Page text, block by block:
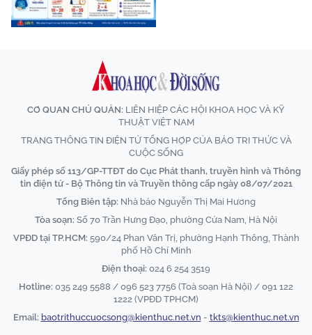
CƠ QUAN CHỦ QUẢN: LIÊN HIỆP CÁC HỘI KHOA HỌC VÀ KỸ
THUẬT VIỆT NAM
TRANG THÔNG TIN ĐIỆN TỬ TỔNG HỢP CỦA BÁO TRI THỨC VÀ
CUỘC SỐNG
Giấy phép số 113/GP-TTĐT do Cục Phát thanh, truyền hình và Thông
tin điện tử - Bộ Thông tin và Truyền thông cấp ngày 08/07/2021
Tổng Biên tập: Nhà báo Nguyễn Thị Mai Hương
Tòa soạn: Số 70 Trần Hưng Đạo, phường Cửa Nam, Hà Nội
VPĐD tại TP.HCM: 590/24 Phan Văn Trị, phường Hạnh Thông, Thành
phố Hồ Chí Minh
Điện thoại: 024 6 254 3519
Hotline: 035 249 5588 / 096 523 7756 (Toà soạn Hà Nội) / 091 122
1222 (VPĐD TPHCM)
Email: baotrithuccuocsong@kienthuc.net.vn - tkts@kienthuc.net.vn